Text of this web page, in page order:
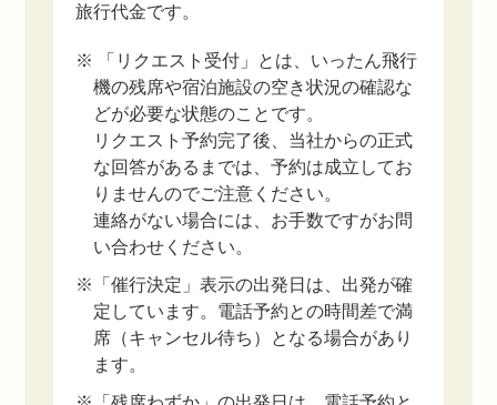
旅行代金です。
※ 「リクエスト受付」とは、いったん飛行
機の残席や宿泊施設の空き状況の確認な
どが必要な状態のことです。
リクエスト予約完了後、当社からの正式
な回答があるまでは、予約は成立してお
りませんのでご注意ください。
連絡がない場合には、お手数ですがお問
い合わせください。
※「催行決定」表示の出発日は、出発が確
定しています。電話予約との時間差で満
席（キャンセル待ち）となる場合があり
ます。